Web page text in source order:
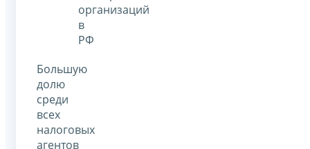
организаций
в
РФ
Большую
долю
среди
всех
налоговых
агентов